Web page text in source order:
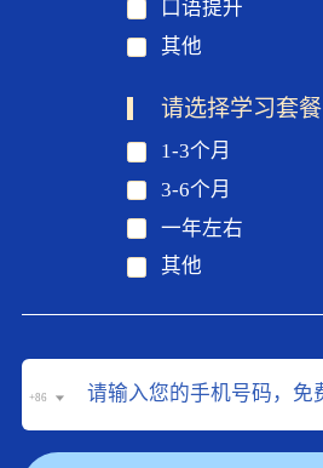
口语提升
其他
请选择学习套餐
1-3个月
3-6个月
一年左右
其他
+86